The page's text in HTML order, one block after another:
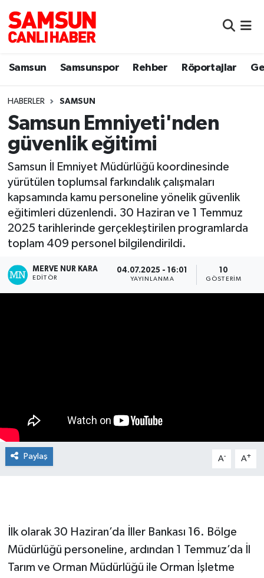
Samsun Samsunspor Rehber Röportajlar
HABERLER SAMSUN
Samsun Emniyeti'nden
güvenlik eğitimi
Samsun İl Emniyet Müdürlüğü koordinesinde
yürütülen toplumsal farkındalık çalışmaları
kapsamında kamu personeline yönelik güvenlik
eğitimleri düzenlendi. 30 Haziran ve 1 Temmuz
2025 tarihlerinde gerçekleştirilen programlarda
toplam 409 personel bilgilendirildi.
MERVE NUR KARA
EDITÖR
04.07.2025 - 16:01
YAYINLANMA
10
GÖSTERIM
Paylaş A- A+
İlk olarak 30 Haziran’da İller Bankası 16. Bölge
Müdürlüğü personeline, ardından 1 Temmuz’da İl
Tarım ve Orman Müdürlüğü ile Orman İşletme
Samsun
Sokak Röportajları
Dünya
Eğitim
Sağlık
Samsun Nöbetçi Eczaneler
Samsun Hava Durumu
Samsun Namaz Vakitleri
Samsun Trafik Yoğunluk Haritası
Süper Lig Puan Durumu ve Fikstür
Tüm Manşetler
Son Dakika Haberleri